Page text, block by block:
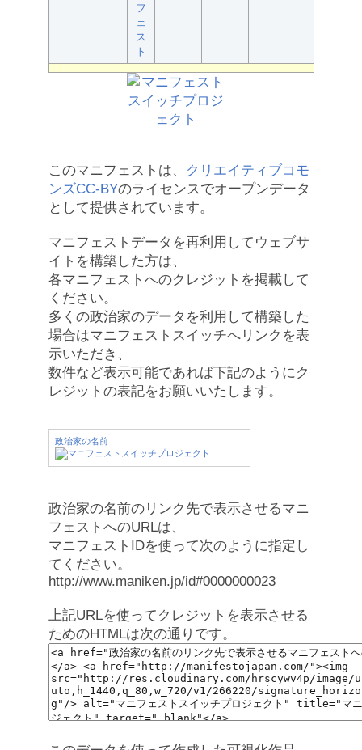
フ
ェ
ス
ト
このマニフェストは、
クリエイティブコモ
ンズCC-BYのライセンスでオープンデータ
として提供されています。
マニフェストデータを再利用してウェブサ
イトを構築した方は、
各マニフェストへのクレジットを掲載して
ください。
多くの政治家のデータを利用して構築した
場合はマニフェストスイッチへリンクを表
示いただき、
数件など表示可能であれば下記のようにク
レジットの表記をお願いいたします。
政治家の名前
政治家の名前のリンク先で表示させるマニ
フェストへのURLは、
マニフェストIDを使って次のように指定し
てください。
http://www.maniken.jp/id#0000000023
上記URLを使ってクレジットを表示させる
ためのHTMLは次の通りです。